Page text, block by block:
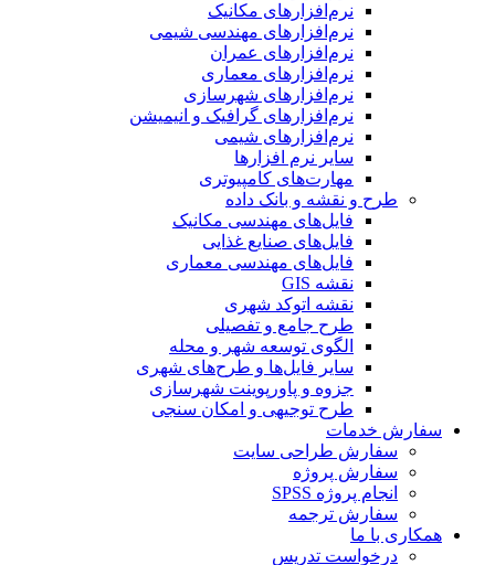
نرم‌افزارهای مکانیک
نرم‌افزارهای مهندسی شیمی
نرم‌افزارهای عمران
نرم‌افزارهای معماری
نرم‌افزارهای شهرسازی
نرم‌افزارهای گرافیک و انیمیشن
نرم‌افزارهای شیمی
سایر نرم افزارها
مهارت‌های کامپیوتری
طرح و نقشه و بانک داده
فایل‌های مهندسی مکانیک
فایل‌های صنایع غذایی
فایل‌های مهندسی معماری
نقشه GIS
نقشه اتوکد شهری
طرح جامع و تفصیلی
الگوی توسعه شهر و محله
سایر فایل‌ها و طرح‌های شهری
جزوه و پاورپوینت شهرسازی
طرح توجیهی و امکان سنجی
سفارش خدمات
سفارش طراحی سایت
سفارش پروژه
انجام پروژه SPSS
سفارش ترجمه
همکاری با ما
درخواست تدریس